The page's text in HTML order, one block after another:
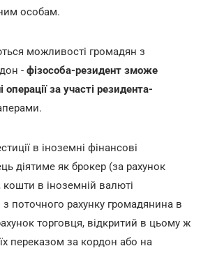
особам.
можливості громадян з
- фізособа-резидент зможе
операції за участі резидента-
в іноземні фінансові
діятиме як брокер (за рахунок
кошти в іноземній валюті
з поточного рахунку громадянина в
торговця, відкритий в цьому ж
переказом за кордон або на